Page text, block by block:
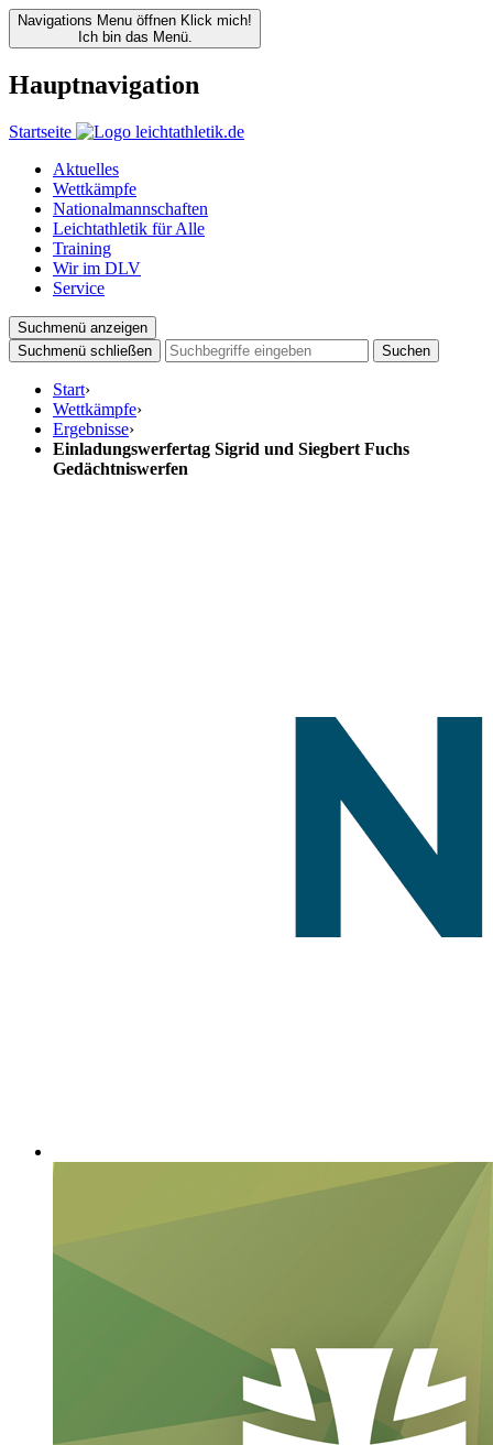
Navigations Menu öffnen Klick mich!
Ich bin das Menü.
Hauptnavigation
Startseite
Aktuelles
Wettkämpfe
Nationalmannschaften
Leichtathletik für Alle
Training
Wir im DLV
Service
Suchmenü anzeigen
Suchmenü schließen
Suchen
Start›
Wettkämpfe›
Ergebnisse›
Einladungswerfertag Sigrid und Siegbert Fuchs
Gedächtniswerfen